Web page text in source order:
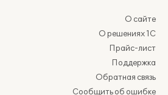
О сайте
О решениях 1С
Прайс-лист
Поддержка
Обратная связь
Сообщить об ошибке